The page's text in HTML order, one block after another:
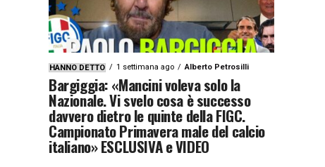
HANNO DETTO 1 settimana ago Alberto Petrosilli
Bargiggia: «Mancini voleva solo la
Nazionale. Vi svelo cosa è successo
davvero dietro le quinte della FIGC.
Campionato Primavera male del calcio
italiano» ESCLUSIVA e VIDEO